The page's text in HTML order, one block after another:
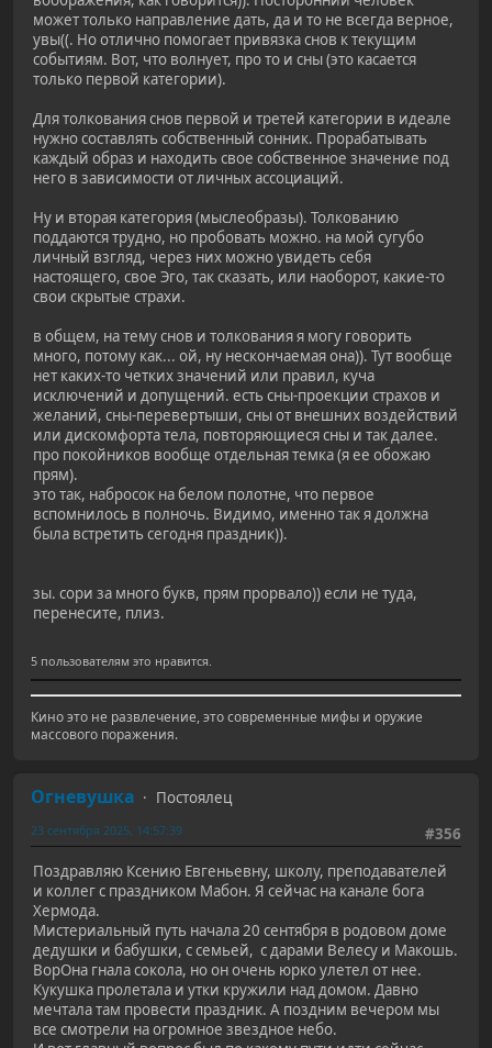
может только направление дать, да и то не всегда верное,
увы((. Но отлично помогает привязка снов к текущим
событиям. Вот, что волнует, про то и сны (это касается
только первой категории).
Для толкования снов первой и третей категории в идеале
нужно составлять собственный сонник. Прорабатывать
каждый образ и находить свое собственное значение под
него в зависимости от личных ассоциаций.
Ну и вторая категория (мыслеобразы). Толкованию
поддаются трудно, но пробовать можно. на мой сугубо
личный взгляд, через них можно увидеть себя
настоящего, свое Эго, так сказать, или наоборот, какие-то
свои скрытые страхи.
в общем, на тему снов и толкования я могу говорить
много, потому как... ой, ну нескончаемая она)). Тут вообще
нет каких-то четких значений или правил, куча
исключений и допущений. есть сны-проекции страхов и
желаний, сны-перевертыши, сны от внешних воздействий
или дискомфорта тела, повторяющиеся сны и так далее.
про покойников вообще отдельная темка (я ее обожаю
прям).
это так, набросок на белом полотне, что первое
вспомнилось в полночь. Видимо, именно так я должна
была встретить сегодня праздник)).
зы. сори за много букв, прям прорвало)) если не туда,
перенесите, плиз.
5 пользователям это нравится.
Кино это не развлечение, это современные мифы и оружие
массового поражения.
Огневушка
Постоялец
#356
23 сентября 2025, 14:57:39
Поздравляю Ксению Евгеньевну, школу, преподавателей
и коллег с праздником Мабон. Я сейчас на канале бога
Хермода.
Мистериальный путь начала 20 сентября в родовом доме
дедушки и бабушки, с семьей, с дарами Велесу и Макошь.
ВорОна гнала сокола, но он очень юрко улетел от нее.
Кукушка пролетала и утки кружили над домом. Давно
мечтала там провести праздник. А поздним вечером мы
все смотрели на огромное звездное небо.